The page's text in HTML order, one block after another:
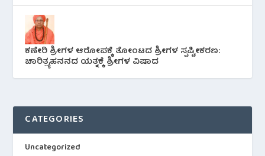
ಕಣೇರಿ ಶ್ರೀಗಳ ಆರೋಪಕ್ಕೆ ತೋಂಟದ ಶ್ರೀಗಳ ಸ್ಪಷ್ಟೀಕರಣ:
ಚಾರಿತ್ರ್ಯಹನನದ ಯತ್ನಕ್ಕೆ ಶ್ರೀಗಳ ವಿಷಾದ
CATEGORIES
Uncategorized